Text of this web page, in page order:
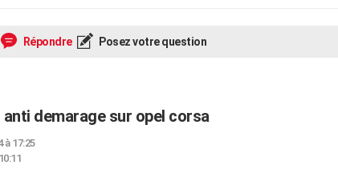
Répondre Posez votre question
demarage sur opel corsa
à 17:25